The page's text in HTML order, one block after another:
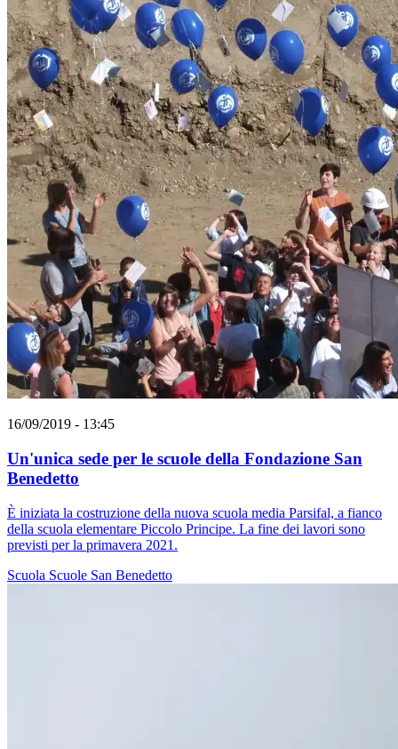
16/09/2019 - 13:45
Un'unica sede per le scuole della Fondazione San
Benedetto
È iniziata la costruzione della nuova scuola media Parsifal, a fianco
della scuola elementare Piccolo Principe. La fine dei lavori sono
previsti per la primavera 2021.
Scuola Scuole San Benedetto